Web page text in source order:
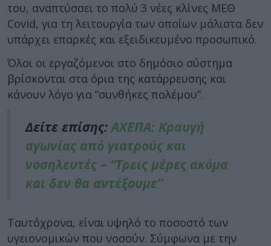
του, αναπτύσσει το πολύ 3 νέες κλίνες ΜΕΘ
Covid, για τη λειτουργία των οποίων μάλιστα δεν
υπάρχει επαρκές και εξειδικευμένο προσωπικό.
Όλοι οι εργαζόμενοι στο δημόσιο σύστημα
βρίσκονται στα όρια της κατάρρευσης και
κάνουν λόγο για “συνθήκες πολέμου”.
Δείτε επίσης: ΑΧΕΠΑ: Κραυγή
αγωνίας από γιατρούς και
νοσηλευτές – “Τρεις μέρες ακόμα
και δεν θα αντέξουμε”
Ταυτόχρονα, είναι υψηλό το ποσοστό των
υγειονομικών που νοσούν. Σύμφωνα με την